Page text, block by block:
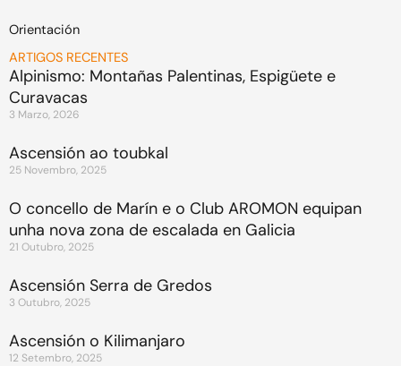
Orientación
ARTIGOS RECENTES
Alpinismo: Montañas Palentinas, Espigüete e
Curavacas
3 Marzo, 2026
Ascensión ao toubkal
25 Novembro, 2025
O concello de Marín e o Club AROMON equipan
unha nova zona de escalada en Galicia
21 Outubro, 2025
Ascensión Serra de Gredos
3 Outubro, 2025
Ascensión o Kilimanjaro
12 Setembro, 2025